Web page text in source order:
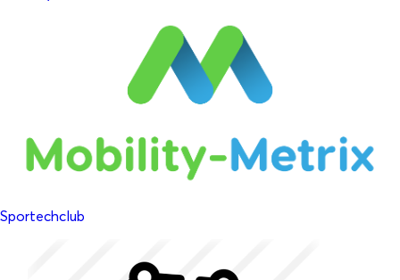
Sportechclub